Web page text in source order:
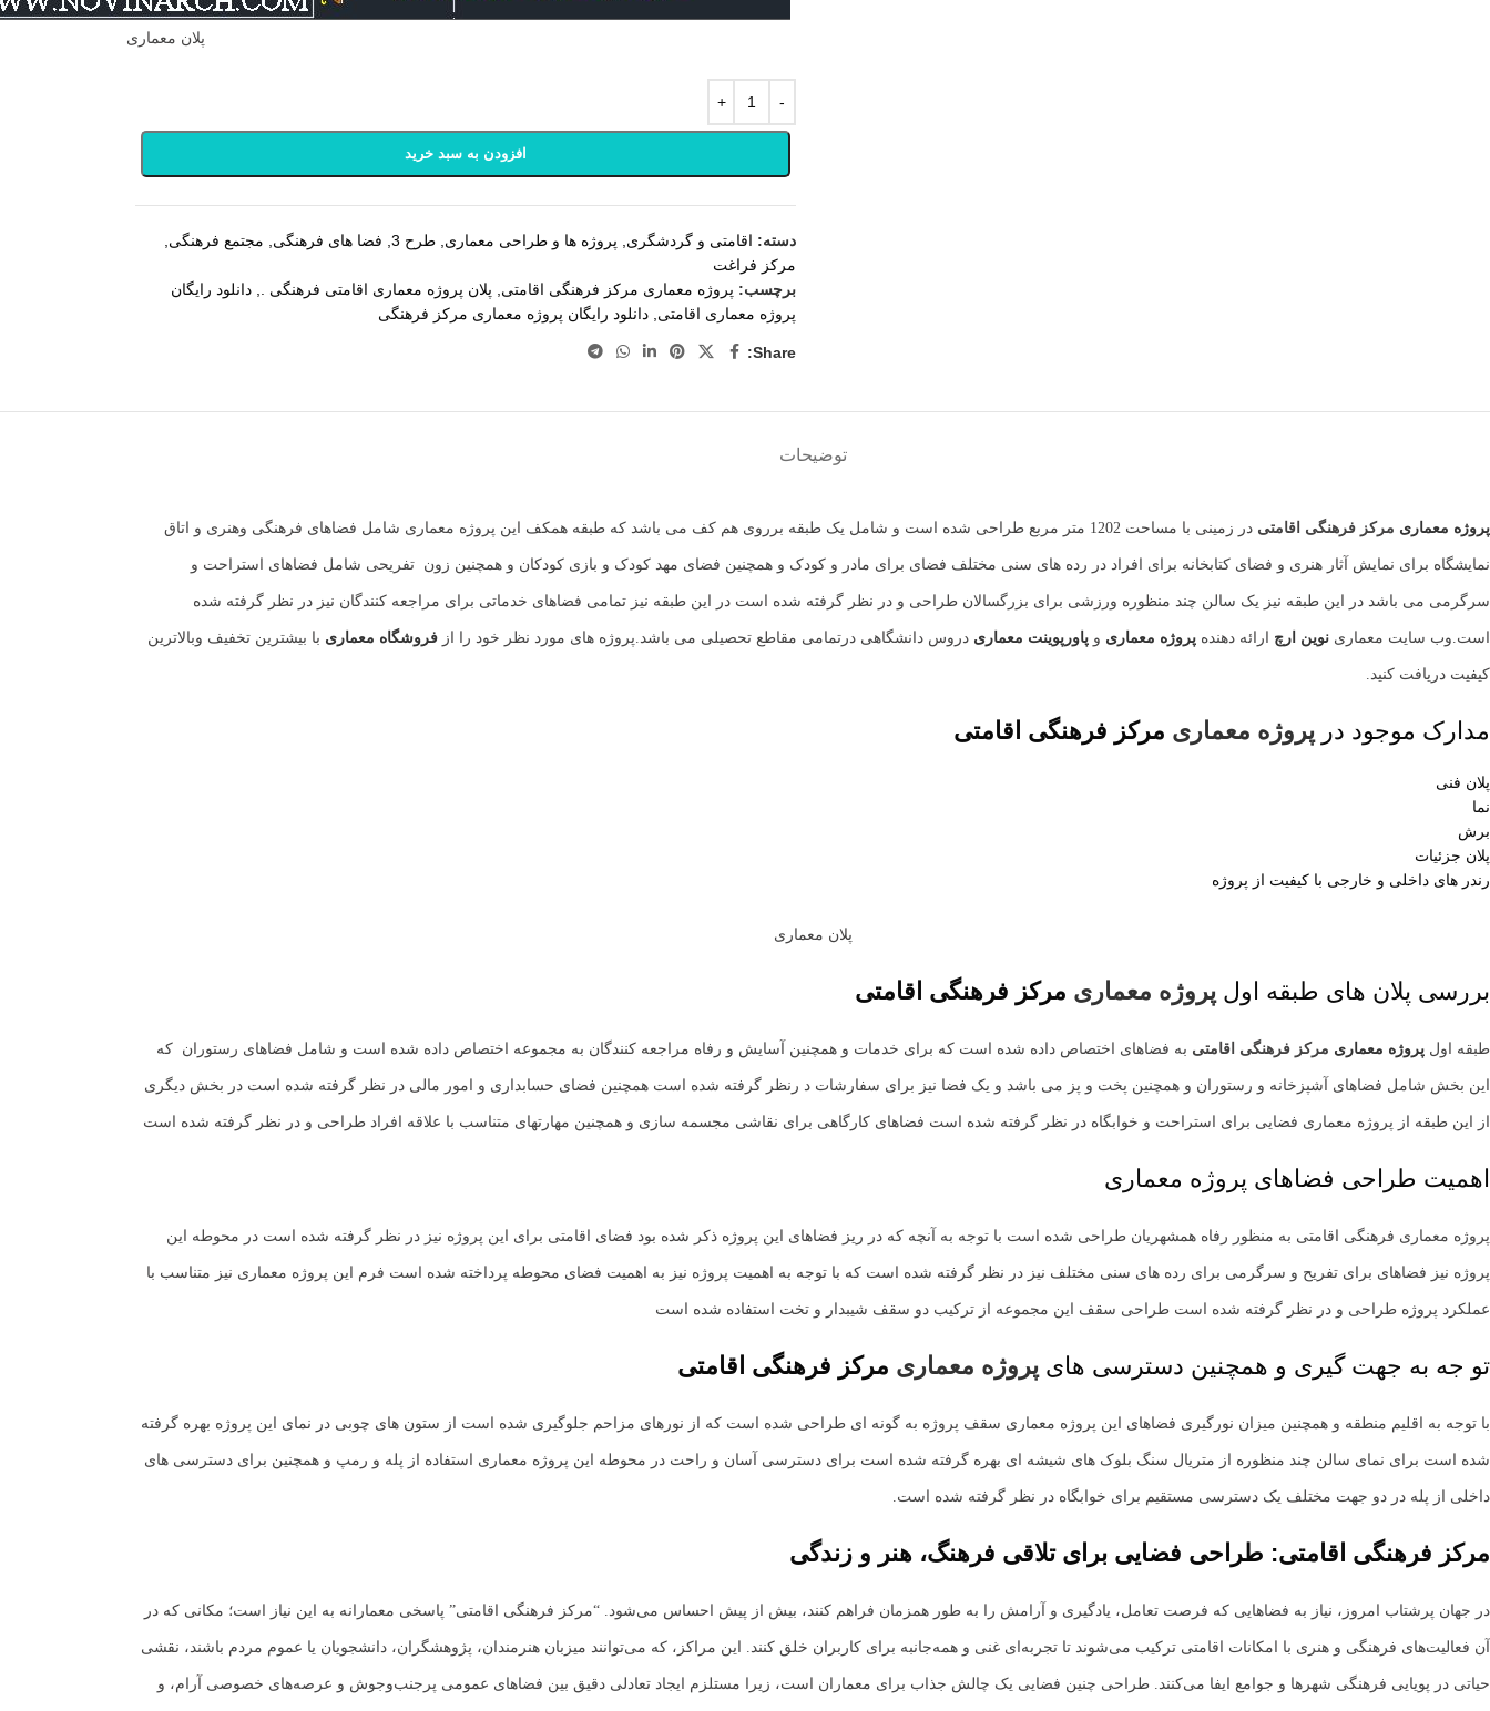
پلان معماری
افزودن به سبد خرید
دسته: اقامتی و گردشگری پروژه ها و طراحی معماری طرح 3 , فضا های فرهنگی مجتمع فرهنگی
مرکز فراغت
برچسب: پروژه معماری مرکز فرهنگی اقامتی پلان پروژه معماری اقامتی فرهنگی .
دانلود رایگان
پروژه معماری اقامتی دانلود رایگان پروژه معماری مرکز فرهنگی
Share:
توضیحات
پروژه معماری مرکز فرهنگی اقامتی در زمینی با مساحت 1202 متر مربع طراحی شده است و شامل یک طبقه برروی هم کف می باشد که طبقه همکف این پروژه معماری شامل فضاهای فرهنگی وهنری و اتاق
نمایشگاه برای نمایش آثار هنری و فضای کتابخانه برای افراد در رده های سنی مختلف فضای برای مادر و کودک و همچنین فضای مهد کودک و بازی کودکان و همچنین زون تفریحی شامل فضاهای استراحت و
سرگرمی می باشد در این طبقه نیز یک سالن چند منظوره ورزشی برای بزرگسالان طراحی و در نظر گرفته شده است در این طبقه نیز تمامی فضاهای خدماتی برای مراجعه کنندگان نیز در نظر گرفته شده
است.وب سایت معماری نوین ارچ ارائه دهنده پروژه معماری و پاورپوینت معماری دروس دانشگاهی درتمامی مقاطع تحصیلی می باشد.پروژه های مورد نظر خود را از فروشگاه معماری با بیشترین تخفیف وبالاترین
کیفیت دریافت کنید.
مدارک موجود در پروژه معماری مرکز فرهنگی اقامتی
پلان فنی
نما
برش
پلان جزئیات
رندر های داخلی و خارجی با کیفیت از پروژه
پلان معماری
بررسی پلان های طبقه اول پروژه معماری مرکز فرهنگی اقامتی
طبقه اول پروژه معماری مرکز فرهنگی اقامتی به فضاهای اختصاص داده شده است که برای خدمات و همچنین آسایش و رفاه مراجعه کنندگان به مجموعه اختصاص داده شده است و شامل فضاهای رستوران که
این بخش شامل فضاهای آشپزخانه و رستوران و همچنین پخت و پز می باشد و یک فضا نیز برای سفارشات د رنظر گرفته شده است همچنین فضای حسابداری و امور مالی در نظر گرفته شده است در بخش دیگری
از این طبقه از پروژه معماری فضایی برای استراحت و خوابگاه در نظر گرفته شده است فضاهای کارگاهی برای نقاشی مجسمه سازی و همچنین مهارتهای متناسب با علاقه افراد طراحی و در نظر گرفته شده است
اهمیت طراحی فضاهای پروژه معماری
پروژه معماری فرهنگی اقامتی به منظور رفاه همشهریان طراحی شده است با توجه به آنچه که در ریز فضاهای این پروژه ذکر شده بود فضای اقامتی برای این پروژه نیز در نظر گرفته شده است در محوطه این
پروژه نیز فضاهای برای تفریح و سرگرمی برای رده های سنی مختلف نیز در نظر گرفته شده است که با توجه به اهمیت پروژه نیز به اهمیت فضای محوطه پرداخته شده است فرم این پروژه معماری نیز متناسب با
عملکرد پروژه طراحی و در نظر گرفته شده است طراحی سقف این مجموعه از ترکیب دو سقف شیبدار و تخت استفاده شده است
تو جه به جهت گیری و همچنین دسترسی های پروژه معماری مرکز فرهنگی اقامتی
با توجه به اقلیم منطقه و همچنین میزان نورگیری فضاهای این پروژه معماری سقف پروژه به گونه ای طراحی شده است که از نورهای مزاحم جلوگیری شده است از ستون های چوبی در نمای این پروژه بهره گرفته
شده است برای نمای سالن چند منظوره از متریال سنگ بلوک های شیشه ای بهره گرفته شده است برای دسترسی آسان و راحت در محوطه این پروژه معماری استفاده از پله و رمپ و همچنین برای دسترسی های
داخلی از پله در دو جهت مختلف یک دسترسی مستقیم برای خوابگاه در نظر گرفته شده است.
مرکز فرهنگی اقامتی: طراحی فضایی برای تلاقی فرهنگ، هنر و زندگی
در جهان پرشتاب امروز، نیاز به فضاهایی که فرصت تعامل، یادگیری و آرامش را به طور همزمان فراهم کنند، بیش از پیش احساس می‌شود. “مرکز فرهنگی اقامتی” پاسخی معمارانه به این نیاز است؛ مکانی که در
آن فعالیت‌های فرهنگی و هنری با امکانات اقامتی ترکیب می‌شوند تا تجربه‌ای غنی و همه‌جانبه برای کاربران خلق کنند. این مراکز، که می‌توانند میزبان هنرمندان، پژوهشگران، دانشجویان یا عموم مردم باشند، نقشی
حیاتی در پویایی فرهنگی شهرها و جوامع ایفا می‌کنند. طراحی چنین فضایی یک چالش جذاب برای معماران است، زیرا مستلزم ایجاد تعادلی دقیق بین فضاهای عمومی پرجنب‌وجوش و عرصه‌های خصوصی آرام، و